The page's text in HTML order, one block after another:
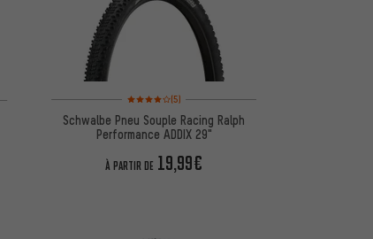
Note moyenne : 4 sur 5 d'après 5 avis
(5)
Schwalbe Pneu Souple Racing Ralph
Performance ADDIX 29"
À PARTIR DE 19,99€